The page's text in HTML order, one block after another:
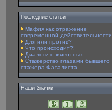
Последние статьи
Мафия как отражение
современной действительности
Для или против?
Что происходит?!
Диалоги о животных.
Стажерство глазами бывшего
стажера Фаталиста
Наши Значки